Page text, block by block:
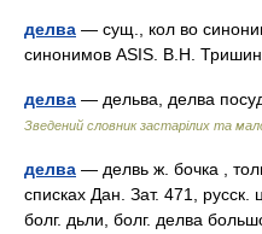
делва — сущ., кол во
синонимов ASIS. В.Н.
делва — дельва, делва
Зведений словник застарілих та
делва — делвь ж. бочка ,
списках Дан. Зат. 471,
болг. дьли, болг. делва